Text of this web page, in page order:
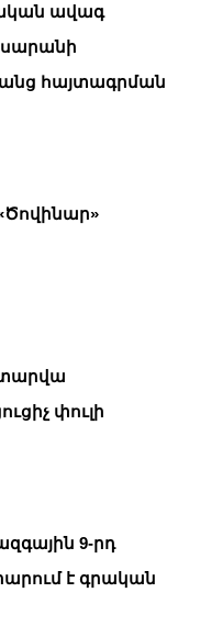
ավագ
հայտագրման
փուլի
9-րդ
է գրական